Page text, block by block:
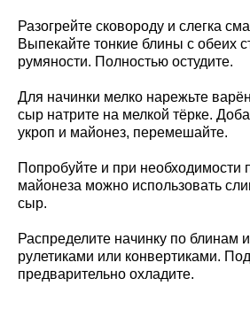
Разогрейте сковороду и слегка
Выпекайте тонкие блины с обеих
румяности. Полностью остудите.
Для начинки мелко нарежьте
сыр натрите на мелкой тёрке.
укроп и майонез, перемешайте.
Попробуйте и при необходимости
майонеза можно использовать
сыр.
Распределите начинку по блинам
рулетиками или конвертиками.
предварительно охладите.